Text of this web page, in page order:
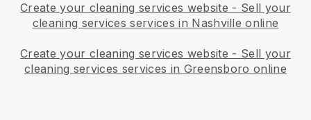
Create your cleaning services website - Sell your
cleaning services services in Nashville online
Create your cleaning services website - Sell your
cleaning services services in Greensboro online